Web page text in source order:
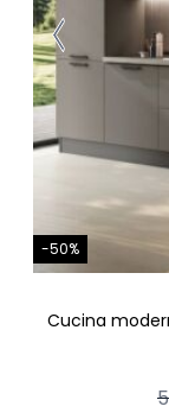
-50%
Cucina